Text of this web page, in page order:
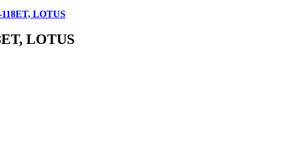
118ET, LOTUS
LOTUS